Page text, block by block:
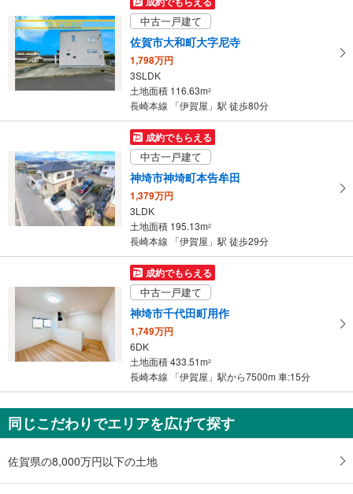
4LDK
土地面積 137.78m
長崎本線 「伊賀屋」駅 徒歩74分
中古一戸建て
佐賀市大和町大字尼寺
1,798万円
3SLDK
土地面積 116.63m2
長崎本線 「伊賀屋」駅 徒歩80分
成約でもらえる
中古一戸建て
神埼市神埼町本告牟田
1,379万円
3LDK
土地面積 195.13m2
長崎本線 「伊賀屋」駅 徒歩29分
成約でもらえる
中古一戸建て
神埼市千代田町用作
1,749万円
6DK
土地面積 433.51m2
長崎本線 「伊賀屋」駅から7500m 車:15分
同じこだわりでエリアを広げて探す
佐賀県の8,000万円以下の土地